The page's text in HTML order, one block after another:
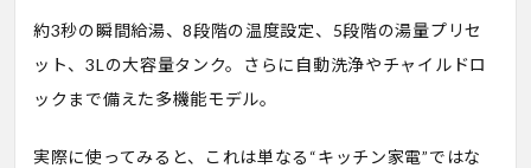
約3秒の瞬間給湯、8段階の温度設定、5段階の湯量プリセ
ット、3Lの大容量タンク。さらに自動洗浄やチャイルドロ
ックまで備えた多機能モデル。
実際に使ってみると、これは単なる“キッチン家電”ではな